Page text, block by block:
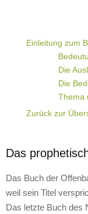
Einleitung zum
Die
Die
Thema
Zurück zur
Das
Das Buch der
weil sein Titel
Das letzte Buch des